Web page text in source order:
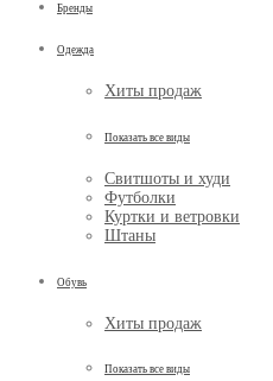
Бренды
Одежда
Хиты продаж
Показать все виды
Свитшоты и худи
Футболки
Куртки и ветровки
Штаны
Обувь
Хиты продаж
Показать все виды